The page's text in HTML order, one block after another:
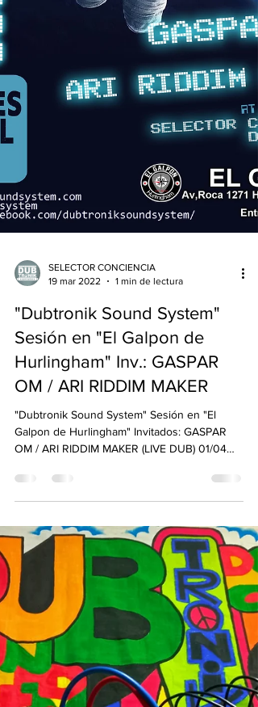
SELECTOR CONCIENCIA
19 mar 2022
1 min de lectura
"Dubtronik Sound System"
Sesión en "El Galpon de
Hurlingham" Inv.: GASPAR
OM / ARI RIDDIM MAKER (LIVE DUB) 01/04
Viernes 1 de abril...